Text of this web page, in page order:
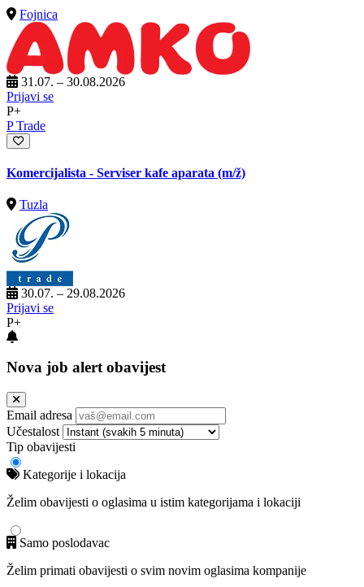
Fojnica
31.07. – 30.08.2026
Prijavi se
P+
P Trade
Komercijalista - Serviser kafe aparata (m/ž)
Tuzla
30.07. – 29.08.2026
Prijavi se
P+
Nova job alert obavijest
Email adresa
Učestalost
Tip obavijesti
Kategorije i lokacija
Želim obavijesti o oglasima u istim kategorijama i lokaciji
Samo poslodavac
Želim primati obavijesti o svim novim oglasima kompanije